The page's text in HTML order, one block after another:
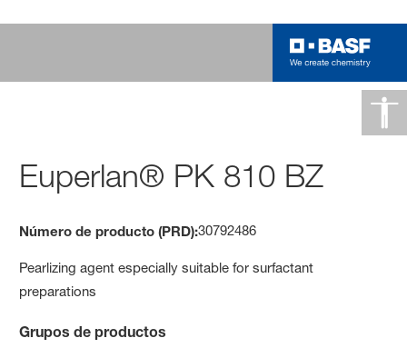
Euperlan® PK 810 BZ
Número de producto (PRD):30792486
Pearlizing agent especially suitable for surfactant
preparations
Grupos de productos